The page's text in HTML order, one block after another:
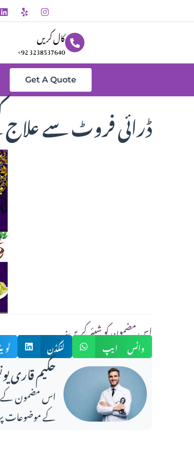
کال کریں
+92 3238537640
Get A Quote
ڈرائی فروٹ سے علاج
:اس مضمون کو شیئر کریں
لنکڈن واٹس ایپ
حکیم قاری
کے موضوعات